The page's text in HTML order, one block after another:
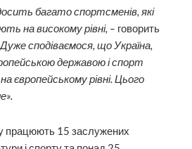
багато спортсменів, які
на високому рівні, – говорить
Дуже сподіваємося, що Україна,
державою і спорт
європейському рівні. Цього
працюють 15 заслужених